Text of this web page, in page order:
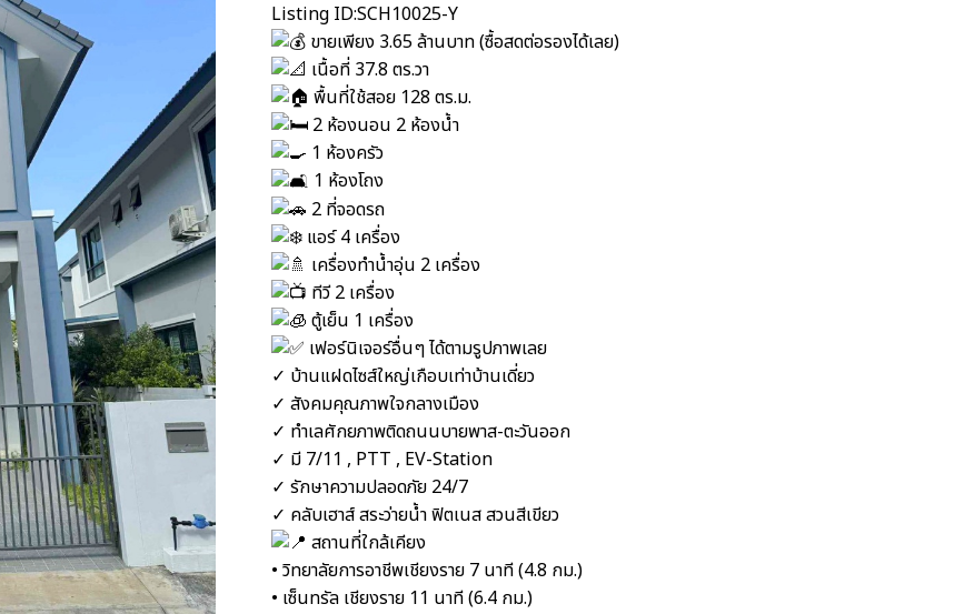
Listing ID:SCH10025-Y
ขายเพียง 3.65 ล้านบาท (ซื้อสดต่อรองได้เลย)
เนื้อที่ 37.8 ตร.วา
พื้นที่ใช้สอย 128 ตร.ม.
2 ห้องนอน 2 ห้องน้ำ
1 ห้องครัว
1 ห้องโถง
2 ที่จอดรถ
แอร์ 4 เครื่อง
เครื่องทำน้ำอุ่น 2 เครื่อง
ทีวี 2 เครื่อง
ตู้เย็น 1 เครื่อง
เฟอร์นิเจอร์อื่นๆ ได้ตามรูปภาพเลย
✓ บ้านแฝดไซส์ใหญ่เกือบเท่าบ้านเดี่ยว
✓ สังคมคุณภาพใจกลางเมือง
✓ ทำเลศักยภาพติดถนนบายพาส-ตะวันออก
✓ มี 7/11 , PTT , EV-Station
✓ รักษาความปลอดภัย 24/7
✓ คลับเฮาส์ สระว่ายน้ำ ฟิตเนส สวนสีเขียว
สถานที่ใกล้เคียง
• วิทยาลัยการอาชีพเชียงราย 7 นาที (4.8 กม.)
• เซ็นทรัล เชียงราย 11 นาที (6.4 กม.)